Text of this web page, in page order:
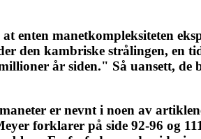
enten manetkompleksiteten
den kambriske strålingen, en
år siden." Så uansett,
er nevnt i noen av
forklarer på side 92-96 og